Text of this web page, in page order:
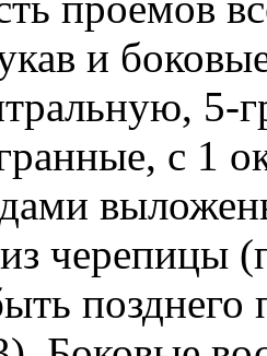
и
5-
с 1
черепицы